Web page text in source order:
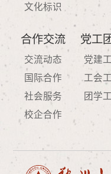
文化标识
合作交流
交流动态
国际合作
社会服务
校企合作
党工
党建
工会
团学